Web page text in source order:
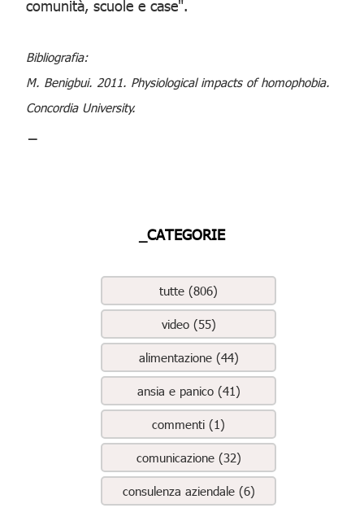
comunità, scuole e case".
Bibliografia:
M. Benigbui. 2011. Physiological impacts of homophobia.
Concordia University.
_CATEGORIE
tutte (806)
video (55)
alimentazione (44)
ansia e panico (41)
commenti (1)
comunicazione (32)
consulenza aziendale (6)